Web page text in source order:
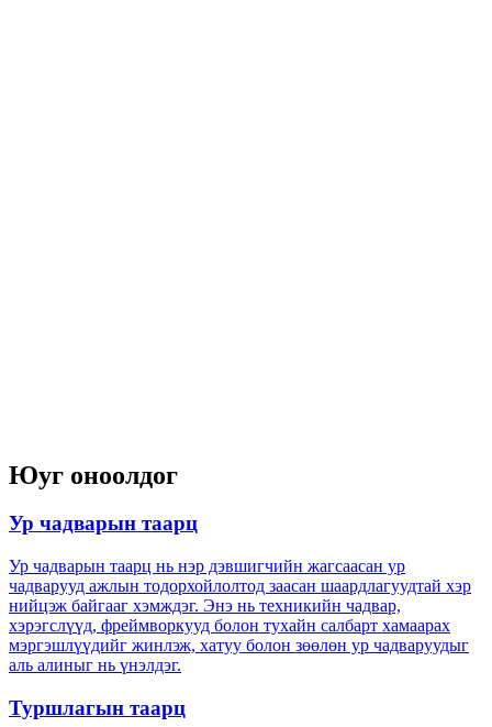
Юуг оноолдог
Ур чадварын таарц
Ур чадварын таарц нь нэр дэвшигчийн жагсаасан ур
чадварууд ажлын тодорхойлолтод заасан шаардлагуудтай хэр
нийцэж байгааг хэмждэг. Энэ нь техникийн чадвар,
хэрэгслүүд, фреймворкууд болон тухайн салбарт хамаарах
мэргэшлүүдийг жинлэж, хатуу болон зөөлөн ур чадваруудыг
аль алиныг нь үнэлдэг.
Туршлагын таарц